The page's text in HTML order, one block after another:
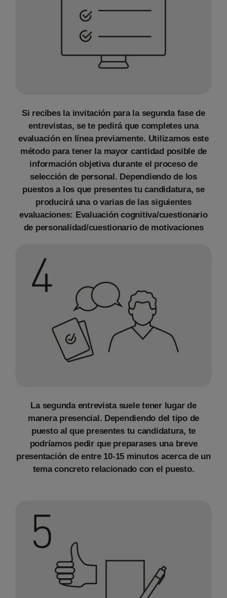
Si recibes la invitación para la segunda fase de
entrevistas, se te pedirá que completes una
evaluación en línea previamente. Utilizamos este
método para tener la mayor cantidad posible de
información objetiva durante el proceso de
selección de personal. Dependiendo de los
puestos a los que presentes tu candidatura, se
producirá una o varias de las siguientes
evaluaciones: Evaluación cognitiva/cuestionario
de personalidad/cuestionario de motivaciones
La segunda entrevista suele tener lugar de
manera presencial. Dependiendo del tipo de
puesto al que presentes tu candidatura, te
podríamos pedir que preparases una breve
presentación de entre 10-15 minutos acerca de un
tema concreto relacionado con el puesto.